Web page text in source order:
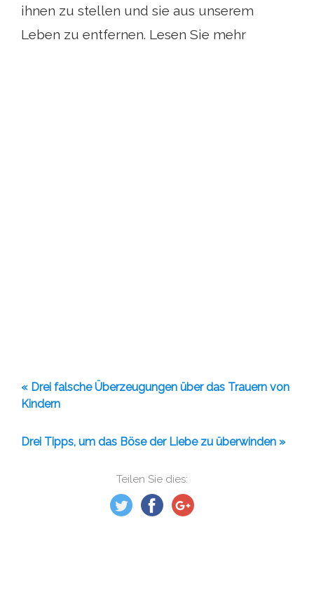
Teilen Sie dies:
ihnen zu stellen und sie aus unserem
Leben zu entfernen. Lesen Sie mehr
« Drei falsche Überzeugungen über das Trauern von
Kindern
Drei Tipps, um das Böse der Liebe zu überwinden »